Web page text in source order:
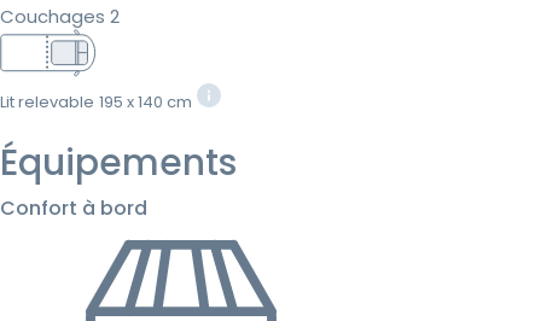
Couchages 2
Lit relevable 195 x 140 cm
Équipements
Confort à bord